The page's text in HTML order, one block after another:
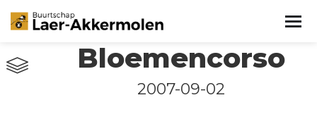
Bloemencorso
2007-09-02